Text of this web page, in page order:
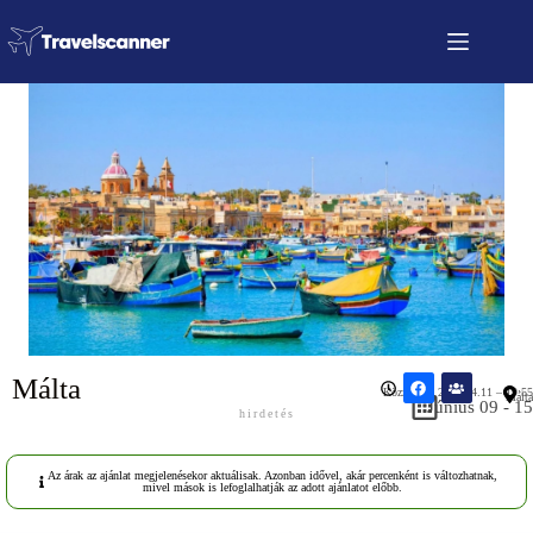
Június 09 - 15
Közzétéve: 2026.04.11 – 19:55
Málta
Málta
hirdetés
Az árak az ajánlat megjelenésekor aktuálisak. Azonban idővel, akár percenként is változhatnak,
mivel mások is lefoglalhatják az adott ajánlatot előbb.